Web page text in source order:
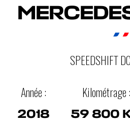
SPEEDSHIFT
Année :
2018
Kilométrage :
59 800